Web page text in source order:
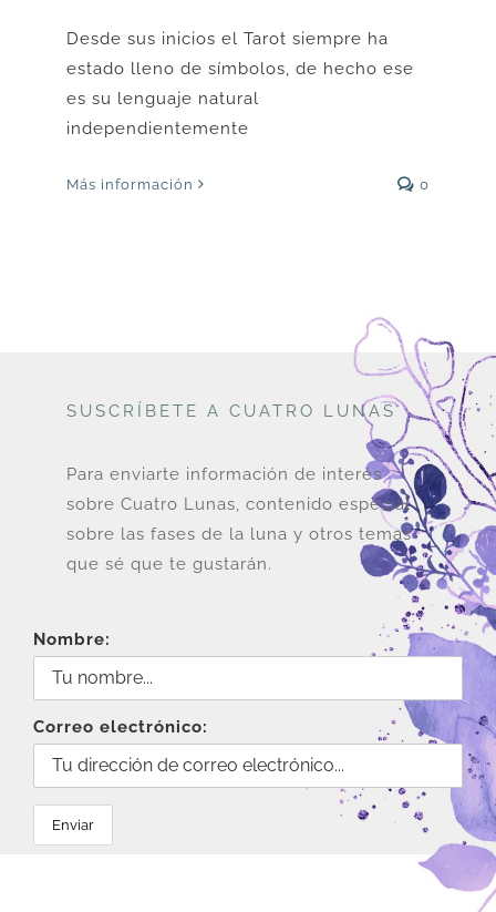
Desde sus inicios el Tarot siempre ha
estado lleno de símbolos, de hecho ese
es su lenguaje natural
independientemente
Más información 0
SUSCRÍBETE A CUATRO LUNAS
Para enviarte información de interés
sobre Cuatro Lunas, contenido especial
sobre las fases de la luna y otros temas
que sé que te gustarán.
Nombre:
Correo electrónico: